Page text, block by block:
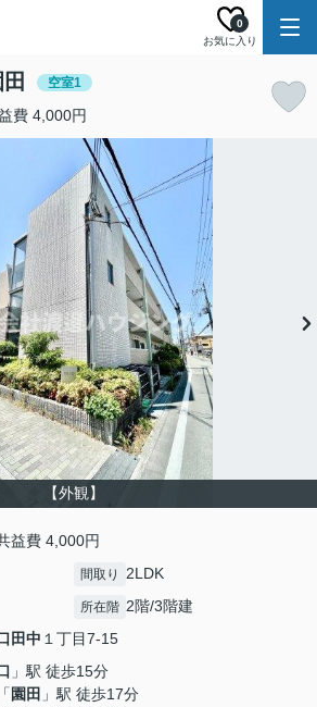
お気に入り
0
空室1
費 4,000円
【外観】
益費 4,000円
間取り 2LDK
所在階 2階/3階建
田中 １丁目7-15
」駅 徒歩15分
「 園田 」駅 徒歩17分